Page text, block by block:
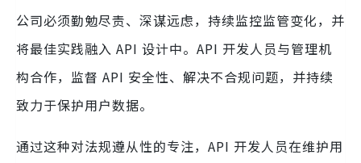
公司必须勤勉尽责、深谋远虑，持续监控监管变化，并
将最佳实践融入 API 设计中。API 开发人员与管理机
构合作，监督 API 安全性、解决不合规问题，并持续
致力于保护用户数据。
通过这种对法规遵从性的专注，API 开发人员在维护用